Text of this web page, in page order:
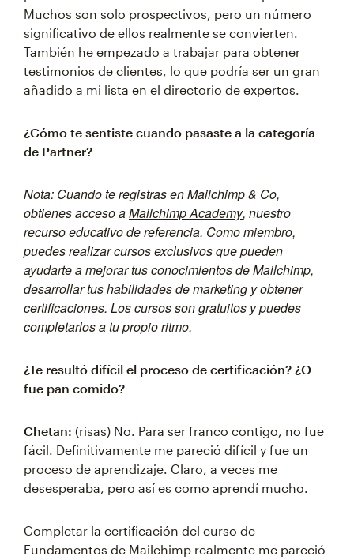
Muchos son solo prospectivos, pero un número
significativo de ellos realmente se convierten.
También he empezado a trabajar para obtener
testimonios de clientes, lo que podría ser un gran
añadido a mi lista en el directorio de expertos.
¿Cómo te sentiste cuando pasaste a la categoría
de Partner?
Nota: Cuando te registras en Mailchimp & Co,
obtienes acceso aMailchimp Academy, nuestro
recurso educativo de referencia. Como miembro,
puedes realizar cursos exclusivos que pueden
ayudarte a mejorar tus conocimientos de Mailchimp,
desarrollar tus habilidades de marketing y obtener
certificaciones. Los cursos son gratuitos y puedes
completarlos a tu propio ritmo.
¿Te resultó difícil el proceso de certificación? ¿O
fue pan comido?
Chetan: (risas) No. Para ser franco contigo, no fue
fácil. Definitivamente me pareció difícil y fue un
proceso de aprendizaje. Claro, a veces me
desesperaba, pero así es como aprendí mucho.
Completar la certificación del curso de
Fundamentos de Mailchimp realmente me pareció